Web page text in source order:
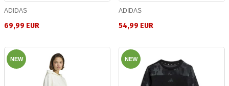
ADIDAS
69,99 EUR
ADIDAS
54,99 EUR
NEW NEW